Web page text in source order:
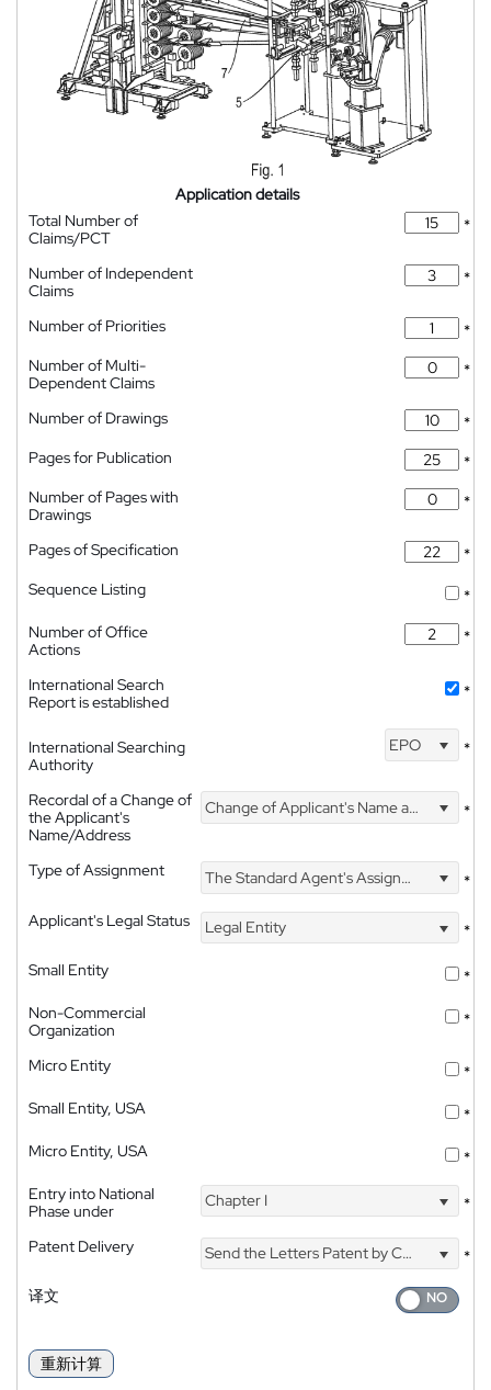
Application details
Total Number of
Claims/PCT
*
Number of Independent
Claims
*
Number of Priorities
*
Number of Multi-
Dependent Claims
*
Number of Drawings
*
Pages for Publication
*
Number of Pages with
Drawings
*
Pages of Specification
*
Sequence Listing
*
Number of Office
Actions
*
International Search
Report is established
*
International Searching
Authority
EPO *
Recordal of a Change of
the Applicant's
Name/Address
Change of Applicant's Name and Address *
Type of Assignment The Standard Agent's Assignment
*
Applicant's Legal Status
Legal Entity
*
Small Entity
*
Non-Commercial
Organization
*
Micro Entity
*
Small Entity, USA
*
Micro Entity, USA
*
Entry into National
Phase under
Chapter I *
Patent Delivery Send the Letters Patent by Courier
*
译文
重新计算